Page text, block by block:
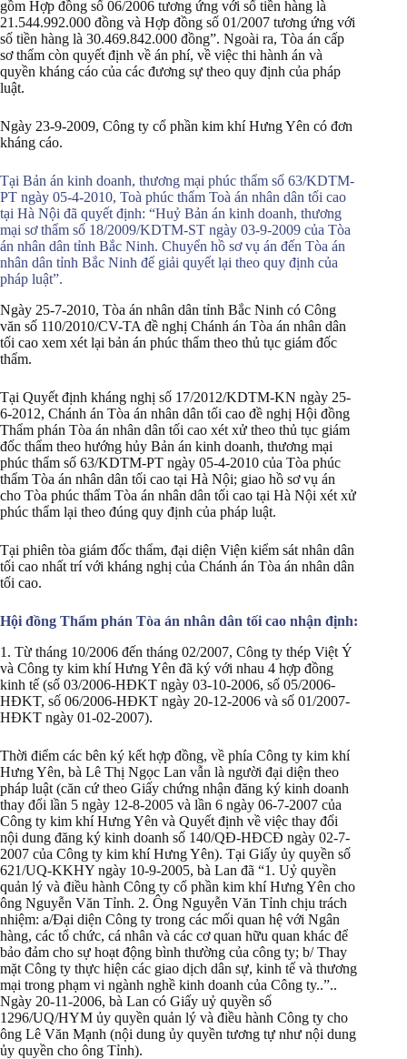
gồm Hợp đồng số 06/2006 tương ứng với số tiền hàng là
21.544.992.000 đồng và Hợp đồng số 01/2007 tương ứng với
số tiền hàng là 30.469.842.000 đồng”. Ngoài ra, Tòa án cấp
sơ thẩm còn quyết định về án phí, về việc thi hành án và
quyền kháng cáo của các đương sự theo quy định của pháp
luật.
Ngày 23-9-2009, Công ty cổ phần kim khí Hưng Yên có đơn
kháng cáo.
Tại Bản án kinh doanh, thương mại phúc thẩm số 63/KDTM-
PT ngày 05-4-2010, Toà phúc thẩm Toà án nhân dân tối cao
tại Hà Nội đã quyết định: “Huỷ Bản án kinh doanh, thương
mại sơ thẩm số 18/2009/KDTM-ST ngày 03-9-2009 của Tòa
án nhân dân tỉnh Bắc Ninh. Chuyển hồ sơ vụ án đến Tòa án
nhân dân tỉnh Bắc Ninh để giải quyết lại theo quy định của
pháp luật”.
Ngày 25-7-2010, Tòa án nhân dân tỉnh Bắc Ninh có Công
văn số 110/2010/CV-TA đề nghị Chánh án Tòa án nhân dân
tối cao xem xét lại bản án phúc thẩm theo thủ tục giám đốc
thẩm.
Tại Quyết định kháng nghị số 17/2012/KDTM-KN ngày 25-
6-2012, Chánh án Tòa án nhân dân tối cao đề nghị Hội đồng
Thẩm phán Tòa án nhân dân tối cao xét xử theo thủ tục giám
đốc thẩm theo hướng hủy Bản án kinh doanh, thương mại
phúc thẩm số 63/KDTM-PT ngày 05-4-2010 của Tòa phúc
thẩm Tòa án nhân dân tối cao tại Hà Nội; giao hồ sơ vụ án
cho Tòa phúc thẩm Tòa án nhân dân tối cao tại Hà Nội xét xử
phúc thẩm lại theo đúng quy định của pháp luật.
Tại phiên tòa giám đốc thẩm, đại diện Viện kiểm sát nhân dân
tối cao nhất trí với kháng nghị của Chánh án Tòa án nhân dân
tối cao.
Hội đồng Thẩm phán Tòa án nhân dân tối cao nhận định:
1. Từ tháng 10/2006 đến tháng 02/2007, Công ty thép Việt Ý
và Công ty kim khí Hưng Yên đã ký với nhau 4 hợp đồng
kinh tế (số 03/2006-HĐKT ngày 03-10-2006, số 05/2006-
HĐKT, số 06/2006-HĐKT ngày 20-12-2006 và số 01/2007-
HĐKT ngày 01-02-2007).
Thời điểm các bên ký kết hợp đồng, về phía Công ty kim khí
Hưng Yên, bà Lê Thị Ngọc Lan vẫn là người đại diện theo
pháp luật (căn cứ theo Giấy chứng nhận đăng ký kinh doanh
thay đổi lần 5 ngày 12-8-2005 và lần 6 ngày 06-7-2007 của
Công ty kim khí Hưng Yên và Quyết định về việc thay đổi
nội dung đăng ký kinh doanh số 140/QĐ-HĐCĐ ngày 02-7-
2007 của Công ty kim khí Hưng Yên). Tại Giấy ủy quyền số
621/UQ-KKHY ngày 10-9-2005, bà Lan đã “1. Uỷ quyền
quản lý và điều hành Công ty cổ phần kim khí Hưng Yên cho
ông Nguyễn Văn Tỉnh. 2. Ông Nguyễn Văn Tỉnh chịu trách
nhiệm: a/Đại diện Công ty trong các mối quan hệ với Ngân
hàng, các tổ chức, cá nhân và các cơ quan hữu quan khác để
bảo đảm cho sự hoạt động bình thường của công ty; b/ Thay
mặt Công ty thực hiện các giao dịch dân sự, kinh tế và thương
mại trong phạm vi ngành nghề kinh doanh của Công ty..”..
Ngày 20-11-2006, bà Lan có Giấy uỷ quyền số
1296/UQ/HYM ủy quyền quản lý và điều hành Công ty cho
ông Lê Văn Mạnh (nội dung ủy quyền tương tự như nội dung
ủy quyền cho ông Tỉnh).